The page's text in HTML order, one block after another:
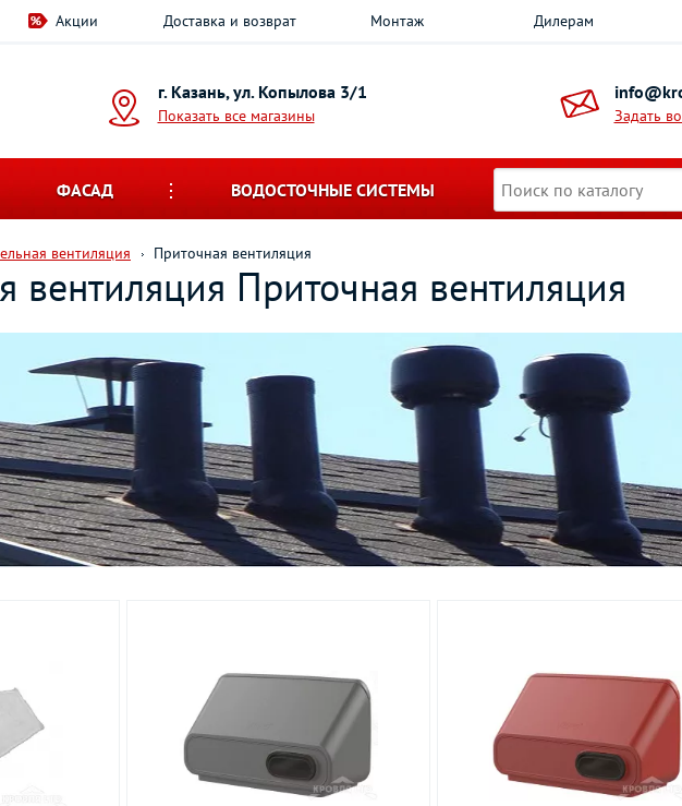
Акции Доставка и возврат Монтаж Дилерам
г. Казань, ул. Копылова 3/1
Показать все магазины Задать
ФАСАД ВОДОСТОЧНЫЕ СИСТЕМЫ
вентиляция Приточная вентиляция
вентиляция Приточная вентиляция